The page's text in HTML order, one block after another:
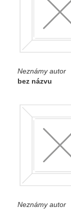
Neznámy autor
bez názvu
Neznámy autor